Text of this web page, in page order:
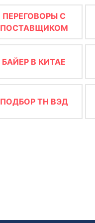
ПЕРЕГОВОРЫ С
ПОСТАВЩИКОМ
БАЙЕР В КИТАЕ
ПОДБОР ТН ВЭД